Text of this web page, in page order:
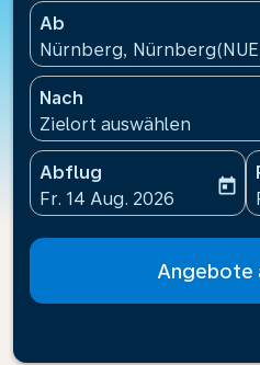
Ab
Nürnberg,
Nach
Zielort auswählen
Abflug
fc-booking-departure-
Fr. 14 Aug. 2026
today
Angebote